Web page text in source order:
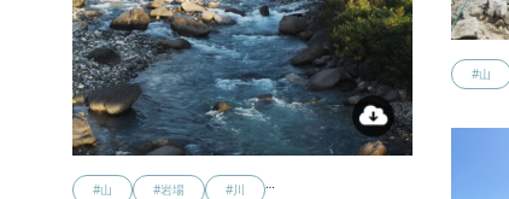
#山 #岩場 #川 …
#山